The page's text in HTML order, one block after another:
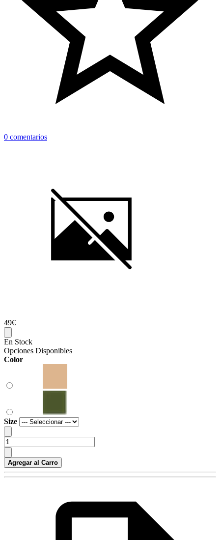
0 comentarios
49€
En Stock
Opciones Disponibles
Color
Size
Agregar al Carro